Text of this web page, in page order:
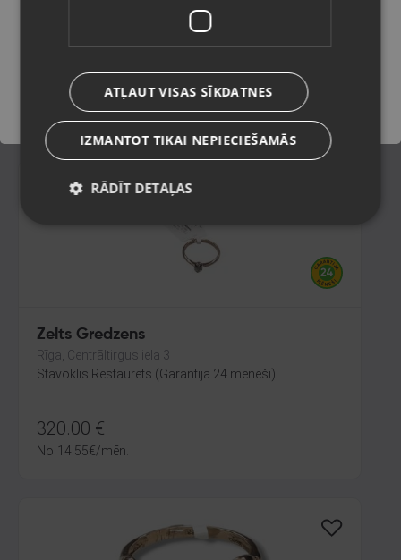
Stāvoklis Restaurēts (Garantija 24 mēneši)
245.00 €
11.14€/mēn.
Zelts Gredzens
Rīga, Centrāltirgus iela 3
Stāvoklis Restaurēts (Garantija 24 mēneši)
320.00 €
No 14.55€/mēn.
Saglabāt
ATĻAUT VISAS SĪKDATNES
IZMANTOT TIKAI NEPIECIEŠAMĀS
RĀDĪT DETAĻAS